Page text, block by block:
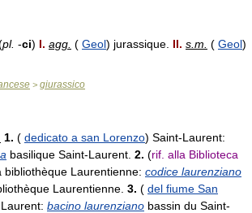
pl. -ci) I. agg. ( Geol) jurassique. II. s.m. ( Geol)
> giurassico
1. ( dedicato a san Lorenzo) Saint-Laurent:
basilique Saint-Laurent. 2. (rif. alla Biblioteca
bibliothèque Laurentienne: codice laurenziano
Laurentienne. 3. ( del fiume San
bacino laurenziano bassin du Saint-